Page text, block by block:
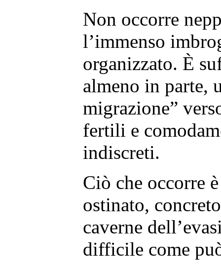
Non occorre
l’immenso
organizzato. È
almeno in parte,
migrazione”
fertili e
indiscreti.
Ciò che occorre
ostinato,
caverne
difficile come